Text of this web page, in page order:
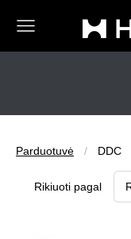
Parduotuvė DDC
Rikiuoti pagal